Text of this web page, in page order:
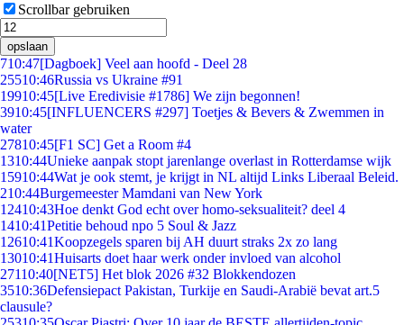
Scrollbar gebruiken
opslaan
710:47[Dagboek] Veel aan hoofd - Deel 28
25510:46Russia vs Ukraine #91
19910:45[Live Eredivisie #1786] We zijn begonnen!
3910:45[INFLUENCERS #297] Toetjes & Bevers & Zwemmen in
water
27810:45[F1 SC] Get a Room #4
1310:44Unieke aanpak stopt jarenlange overlast in Rotterdamse wijk
15910:44Wat je ook stemt, je krijgt in NL altijd Links Liberaal Beleid.
210:44Burgemeester Mamdani van New York
12410:43Hoe denkt God echt over homo-seksualiteit? deel 4
1410:41Petitie behoud npo 5 Soul & Jazz
12610:41Koopzegels sparen bij AH duurt straks 2x zo lang
13010:41Huisarts doet haar werk onder invloed van alcohol
27110:40[NET5] Het blok 2026 #32 Blokkendozen
3510:36Defensiepact Pakistan, Turkije en Saudi-Arabië bevat art.5
clausule?